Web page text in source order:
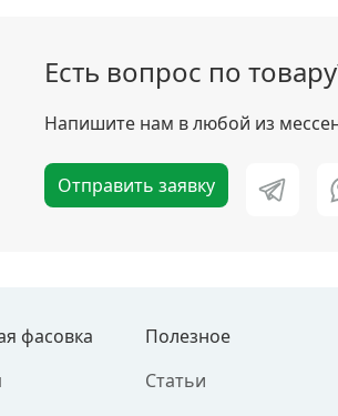
Есть вопрос по
Напишите нам в любой из
Отправить заявку
фасовка
Полезное
Статьи